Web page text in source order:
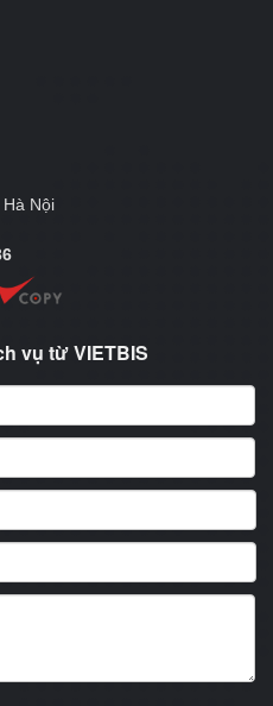
Nội
vụ từ VIETBIS